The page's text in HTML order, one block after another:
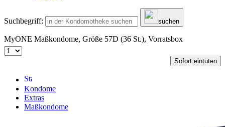
Suchbegriff: suchen
MyONE Maßkondome, Größe 57D (36 St.), Vorratsbox
Sofort eintüten
Kondome
Extras
Maßkondome